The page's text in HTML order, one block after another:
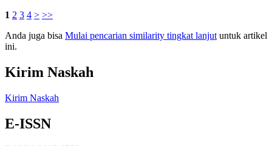
1 2 3 4 > >>
Anda juga bisa Mulai pencarian similarity tingkat lanjut untuk artikel
ini.
Kirim Naskah
Kirim Naskah
E-ISSN